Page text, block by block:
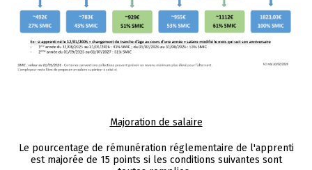
Majoration de salaire
Le pourcentage de rémunération réglementaire de l'apprenti
est majorée de 15 points si les conditions suivantes sont